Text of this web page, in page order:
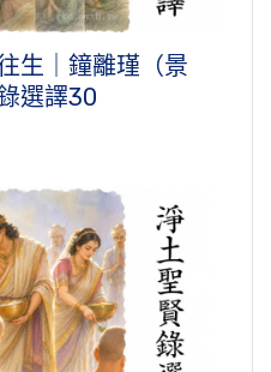
生｜鐘離瑾（景
選譯30